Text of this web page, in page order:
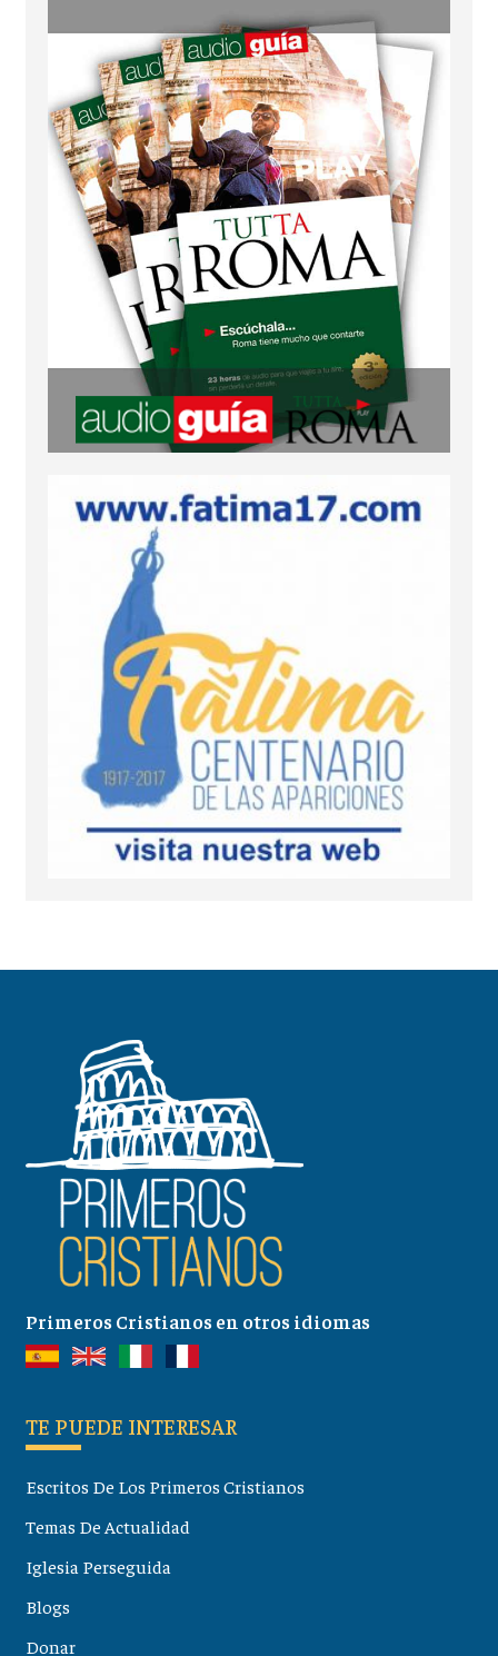
Primeros Cristianos en otros idiomas
TE PUEDE INTERESAR
Escritos De Los Primeros Cristianos
Temas De Actualidad
Iglesia Perseguida
Blogs
Donar